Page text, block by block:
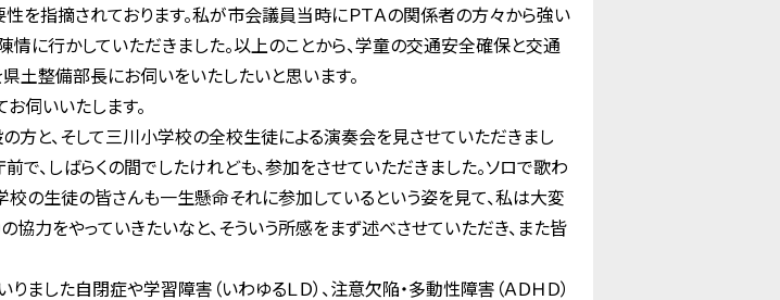
を指摘されております。私が市会議員当時にＰＴＡの関係者の方々から強い
に行かしていただきました。以上のことから、学童の交通安全確保と交通
土整備部長にお伺いをいたしたいと思います。
伺いいたします。
と、そして三川小学校の全校生徒による演奏会を見させていただきまし
で、しばらくの間でしたけれども、参加をさせていただきました。ソロで歌わ
の生徒の皆さんも一生懸命それに参加しているという姿を見て、私は大変
協力をやっていきたいなと、そういう所感をまず述べさせていただき、また皆
た自閉症や学習障害（いわゆるＬＤ）、注意欠陥・多動性障害（ＡＤＨＤ）